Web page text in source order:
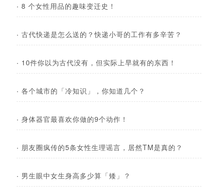
· 8 个女性用品的趣味变迁史！
· 古代快递是怎么送的？快递小哥的工作有多辛苦？
· 10件你以为古代没有，但实际上早就有的东西！
· 各个城市的「冷知识」，你知道几个？
· 身体器官最喜欢你做的9个动作！
· 朋友圈疯传的5条女性生理谣言，居然TM是真的？
· 男生眼中女生身高多少算「矮」？